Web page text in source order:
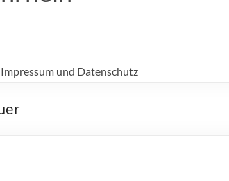
Impressum und Datenschutz